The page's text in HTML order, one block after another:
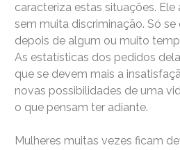
caracteriza estas situações.
sem muita discriminação. Só
depois de algum ou muito
As estatísticas dos pedidos
que se devem mais a
novas possibilidades de uma
o que pensam ter adiante.
Mulheres muitas vezes ficam